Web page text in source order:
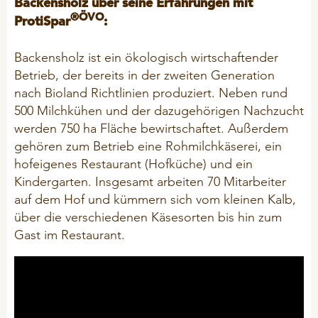
Kälber
Transitphase
Milchvieh
Langlebigkeit
GEFLÜGEL
Hitzestress
Tierwohl
PET-FOOD
ProtiSpar
PICKStein Geflügel
Stalosan® F
SCHWEINE
Beschäftigungsmaterial
BIO-Produkte (ÖVO)
Ferkelmilch und Prestarter
Ferkel
STALOSAN® F
VORTRAGSREIHE
PODCAST
Innendienst
Außendienst
Historie
Unsere Partner
Unternehmensleitbild
50 Jahre Vilomix
AGB
Allg. Einkaufsbedingungen
Allg. Verkaufsbedingungen
AUSBILDUNG
OFFENE STELLEN
NACHHALTIGKEIT
ProtiSpar®ÖVO:
Backensholz ist ein ökologisch wirtschaftender
Betrieb, der bereits in der zweiten Generation
nach Bioland Richtlinien produziert. Neben rund
500 Milchkühen und der dazugehörigen Nachzucht
werden 750 ha Fläche bewirtschaftet. Außerdem
gehören zum Betrieb eine Rohmilchkäserei, ein
hofeigenes Restaurant (Hofküche) und ein
Kindergarten. Insgesamt arbeiten 70 Mitarbeiter
auf dem Hof und kümmern sich vom kleinen Kalb,
über die verschiedenen Käsesorten bis hin zum
Gast im Restaurant.